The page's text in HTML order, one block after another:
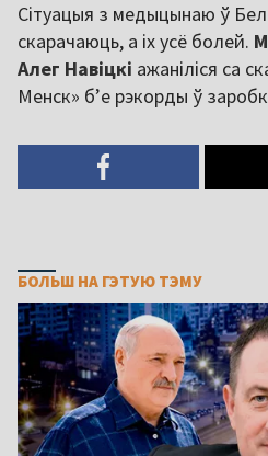
Сітуацыя з медыцынаю ў
скарачаюць, а іх усё болей.
Алег Навіцкі ажаніліся са
Менск» б’е рэкорды ў
БОЛЬШ НА ГЭТУЮ ТЭМУ